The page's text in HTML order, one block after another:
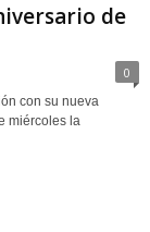
de
0
con su nueva
miércoles la